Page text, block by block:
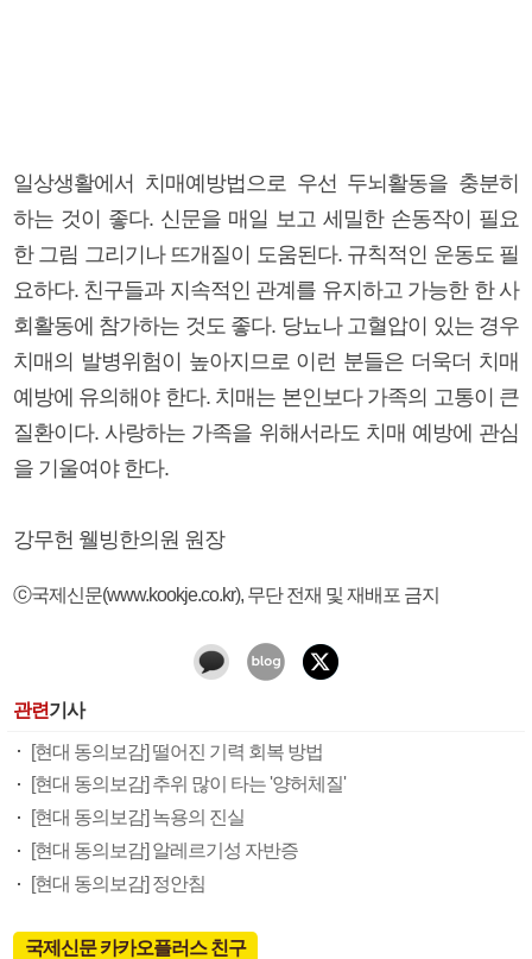
일상생활에서 치매예방법으로 우선 두뇌활동을 충분히
하는 것이 좋다. 신문을 매일 보고 세밀한 손동작이 필요
한 그림 그리기나 뜨개질이 도움된다. 규칙적인 운동도 필
요하다. 친구들과 지속적인 관계를 유지하고 가능한 한 사
회활동에 참가하는 것도 좋다. 당뇨나 고혈압이 있는 경우
치매의 발병위험이 높아지므로 이런 분들은 더욱더 치매
예방에 유의해야 한다. 치매는 본인보다 가족의 고통이 큰
질환이다. 사랑하는 가족을 위해서라도 치매 예방에 관심
을 기울여야 한다.
강무헌 웰빙한의원 원장
ⓒ국제신문(www.kookje.co.kr), 무단 전재 및 재배포 금지
관련기사
[현대 동의보감] 떨어진 기력 회복 방법
[현대 동의보감] 추위 많이 타는 '양허체질'
[현대 동의보감] 녹용의 진실
[현대 동의보감] 알레르기성 자반증
[현대 동의보감] 정안침
국제신문 카카오플러스 친구